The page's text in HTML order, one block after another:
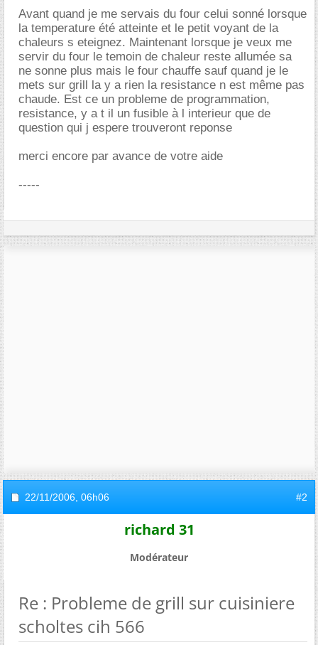
Avant quand je me servais du four celui sonné lorsque
la temperature été atteinte et le petit voyant de la
chaleurs s eteignez. Maintenant lorsque je veux me
servir du four le temoin de chaleur reste allumée sa
ne sonne plus mais le four chauffe sauf quand je le
mets sur grill la y a rien la resistance n est même pas
chaude. Est ce un probleme de programmation,
resistance, y a t il un fusible à l interieur que de
question qui j espere trouveront reponse
merci encore par avance de votre aide
-----
22/11/2006, 06h06 #2
richard 31
Modérateur
Re : Probleme de grill sur cuisiniere
scholtes cih 566